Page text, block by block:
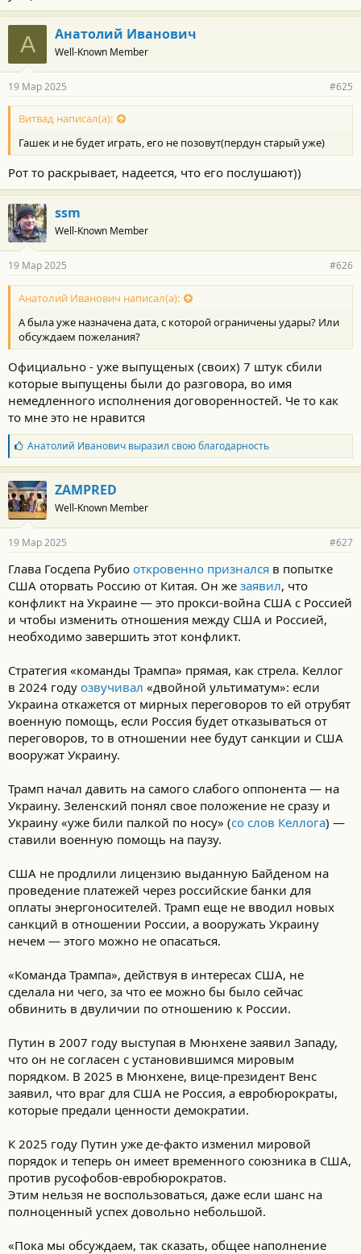
А Анатолий Иванович
Well-Known Member
19 Мар 2025 #625
Витвад написал(а):
Гашек и не будет играть, его не позовут(пердун старый уже)
Рот то раскрывает, надеется, что его послушают))
ssm
Well-Known Member
19 Мар 2025 #626
Анатолий Иванович написал(а):
А была уже назначена дата, с которой ограничены удары? Или
обсуждаем пожелания?
Официально - уже выпущеных (своих) 7 штук сбили
которые выпущены были до разговора, во имя
немедленного исполнения договоренностей. Че то как
то мне это не нравится
Б
л
а
г
о
д
а
н
с
т
и
Анатолий Ивановичвыразил свою благодарность
ZAMPRED
Well-Known Member
19 Мар 2025 #627
откровенно ‎признался в ‎попытке
заявил, что
‎конфликт‏ ‎на ‎Украине‏ ‎—‏ ‎это ‎прокси-война ‎США ‎с‏ ‎Россией
‎и‏ ‎чтобы ‎изменить‏ ‎отношения‏ ‎между‏ ‎США ‎и‏ ‎Россией,
‎необходимо‏ ‎завершить ‎этот‏ ‎конфликт.
Стратегия‏ ‎«команды ‎Трампа»‏ ‎прямая, ‎как ‎стрела. ‎Келлог
озвучивал «двойной‏ ‎ультиматум»: ‎если
‎Украина ‎откажется‏ ‎от ‎мирных‏ ‎переговоров ‎то ‎ей ‎отрубят‏
‎военную‏ ‎помощь, ‎если ‎Россия‏ ‎будет ‎отказываться‏ ‎от
‎переговоров, ‎то ‎в ‎отношении‏ ‎нее‏ ‎будут ‎санкции‏ ‎и ‎США‏
‎вооружат ‎Украину.
Трамп‏ ‎начал ‎давить‏ ‎на‏ ‎самого ‎слабого‏ ‎оппонента ‎— ‎на
‎Украину. ‎Зеленский‏ ‎понял ‎свое‏ ‎положение‏ ‎не ‎сразу ‎и
‎Украину‏ ‎«уже ‎били‏ ‎палкой ‎по ‎носу» (со слов Келлога) ‎—‏
‎ставили‏ ‎военную ‎помощь‏ ‎на ‎паузу.
США ‎не‏ ‎продлили ‎лицензию‏ ‎выданную ‎Байденом‏ ‎на‏
‎проведение ‎платежей ‎через ‎российские‏ ‎банки ‎для‏
‎оплаты ‎энергоносителей.‏ ‎Трамп‏ ‎еще‏ ‎не ‎вводил‏ ‎новых
‎санкций‏ ‎в ‎отношении‏ ‎России,‏ ‎а ‎вооружать‏ ‎Украину
‎нечем ‎— ‎этого ‎можно‏ ‎не ‎опасаться.
«Команда‏ ‎Трампа»,‏ ‎действуя ‎в ‎интересах ‎США,‏ ‎не
‎сделала‏ ‎ни ‎чего, ‎за ‎что‏ ‎ее‏ ‎можно ‎бы ‎было‏ ‎сейчас
‎обвинить‏ ‎в ‎двуличии ‎по ‎отношению ‎к‏ ‎России.
Путин‏ ‎в ‎2007‏ ‎году ‎выступая‏ ‎в ‎Мюнхене‏ ‎заявил ‎Западу,‏
‎что‏ ‎он ‎не‏ ‎согласен ‎с ‎установившимся ‎мировым
‎порядком.‏ ‎В ‎2025‏ ‎в‏ ‎Мюнхене, ‎вице-президент ‎Венс
‎заявил,‏ ‎что ‎враг‏ ‎для ‎США ‎не ‎Россия,‏ ‎а‏ ‎евробюрократы,
‎которые‏ ‎предали ‎ценности ‎демократии.
К‏ ‎2025 ‎году‏ ‎Путин ‎уже‏ ‎де-факто‏ ‎изменил ‎мировой
‎порядок ‎и‏ ‎теперь ‎он‏ ‎имеет ‎временного‏ ‎союзника‏ ‎в‏ ‎США,
‎против‏ ‎русофобов-евробюрократов.
Этим ‎нельзя‏ ‎не ‎воспользоваться,‏ ‎даже‏ ‎если ‎шанс‏ ‎на
‎полноценный ‎успех ‎довольно ‎небольшой.
«Пока‏ ‎мы ‎обсуждаем,‏ ‎так‏ ‎сказать, ‎общее ‎наполнение